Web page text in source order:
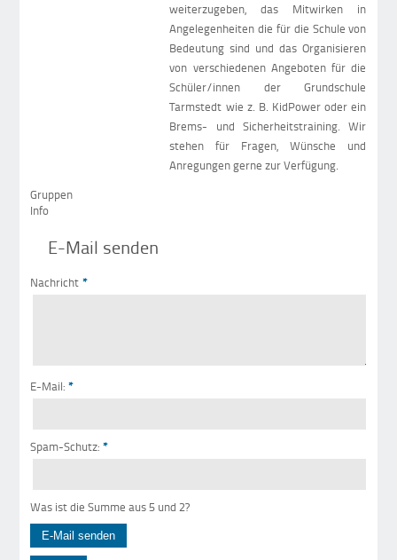
weiterzugeben, das Mitwirken in
Angelegenheiten die für die Schule von
Bedeutung sind und das Organisieren
von verschiedenen Angeboten für die
Schüler/innen der Grundschule
Tarmstedt wie z. B. KidPower oder ein
Brems- und Sicherheitstraining. Wir
stehen für Fragen, Wünsche und
Anregungen gerne zur Verfügung.
Gruppen
Info
E-Mail senden
Nachricht *
E-Mail: *
Spam-Schutz: *
Was ist die Summe aus 5 und 2?